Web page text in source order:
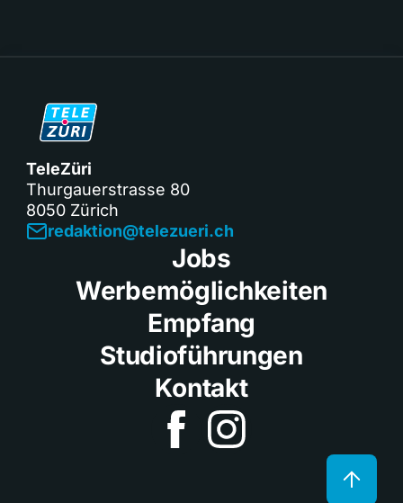
TeleZüri
Thurgauerstrasse 80
8050 Zürich
redaktion@telezueri.ch
Jobs
Werbemöglichkeiten
Empfang
Studioführungen
Kontakt